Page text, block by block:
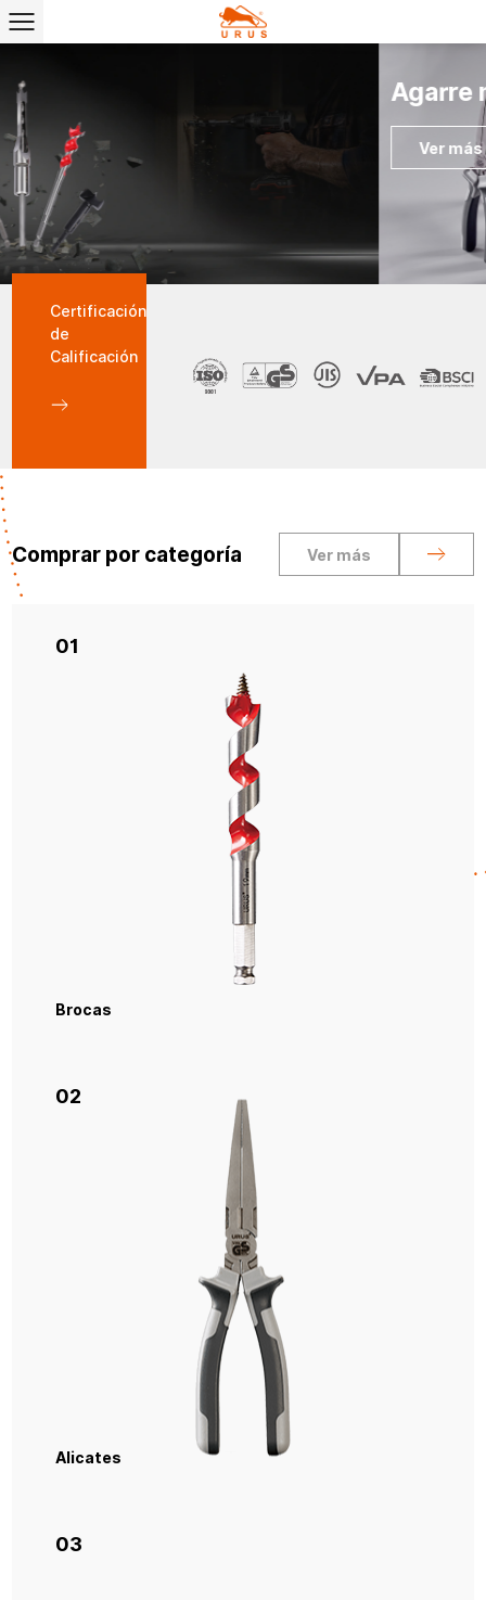
Agarre más fuerte, trabajo más suave
Ver más
Certificación
de
Calificación
Comprar por categoría Ver más
01
Brocas
02
Alicates
03